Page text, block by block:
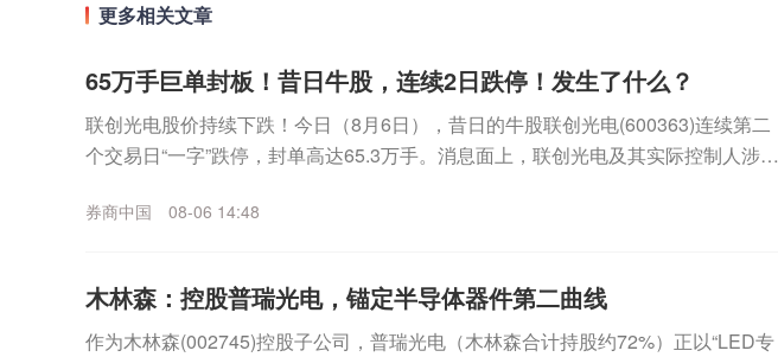
更多相关文章
65万手巨单封板！昔日牛股，连续2日跌停！发生了什么？
联创光电股价持续下跌！今日（8月6日），昔日的牛股联创光电(600363)连续第二
个交易日“一字”跌停，封单高达65.3万手。消息面上，联创光电及其实际控制人涉嫌
券商中国 08-06 14:48
木林森：控股普瑞光电，锚定半导体器件第二曲线
作为木林森(002745)控股子公司，普瑞光电（木林森合计持股约72%）正以“LED专